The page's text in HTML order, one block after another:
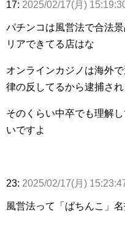
17: 2025/02/17(月)
パチンコは風営法で合法
リアできてる店はな
オンラインカジノは海外
律の反してるから逮捕さ
そのくらい中卒でも理解
いですよ
23: 2025/02/17(月)
風営法って「ぱちんこ」